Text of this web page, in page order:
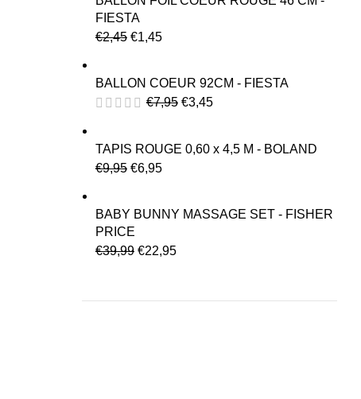
FIESTA
€2,45 €1,45
BALLON COEUR 92CM - FIESTA
€7,95 €3,45
TAPIS ROUGE 0,60 x 4,5 M - BOLAND
€9,95 €6,95
BABY BUNNY MASSAGE SET - FISHER
PRICE
€39,99 €22,95